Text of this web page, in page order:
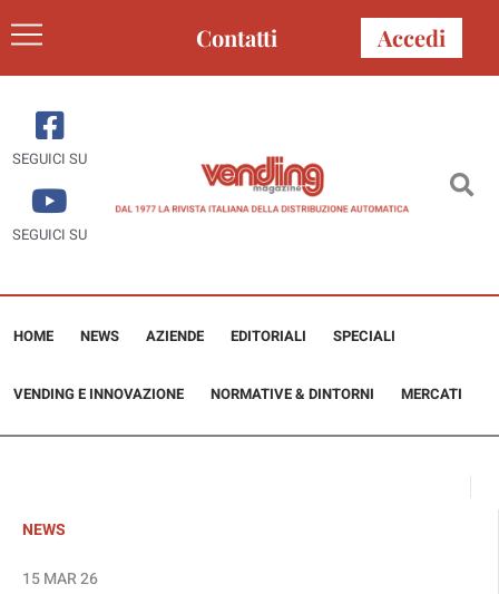
Contatti Accedi
SEGUICI SU
SEGUICI SU
HOME NEWS AZIENDE EDITORIALI SPECIALI
VENDING E INNOVAZIONE NORMATIVE & DINTORNI MERCATI
NEWS
15 MAR 26